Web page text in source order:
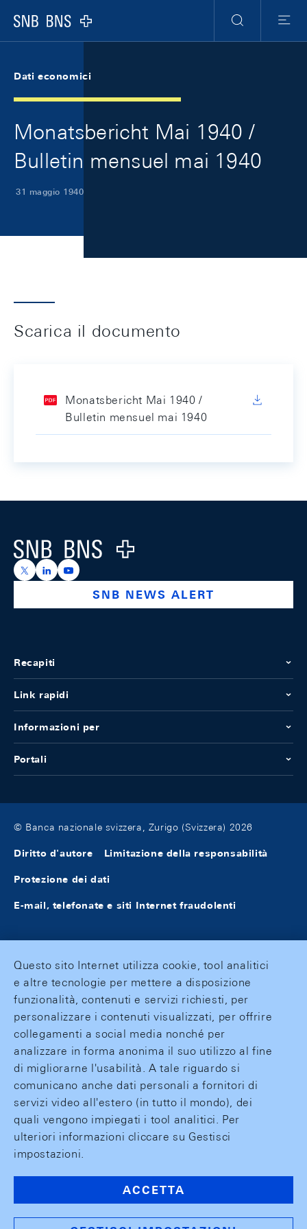
Logo
Ricerca
Menu
Dati economici
Monatsbericht Mai 1940 /
Bulletin mensuel mai 1940
31 maggio 1940
Scarica il documento
Monatsbericht Mai 1940 /
Bulletin mensuel mai 1940
Logo
https://x.com/snb_bns
https://ch.linkedin.com/company/swiss-national-
https://www.youtube.com/@swissnationalbank
SNB NEWS ALERT
Recapiti
Link rapidi
Informazioni per
Portali
© Banca nazionale svizzera, Zurigo (Svizzera) 2026
Diritto d'autore Limitazione della responsabilità
Protezione dei dati
E-mail, telefonate e siti Internet fraudolenti
Questo sito Internet utilizza cookie, tool analitici
e altre tecnologie per mettere a disposizione
funzionalità, contenuti e servizi richiesti, per
personalizzare i contenuti visualizzati, per offrire
collegamenti a social media nonché per
analizzare in forma anonima il suo utilizzo al fine
di migliorarne l'usabilità. A tale riguardo si
comunicano anche dati personali a fornitori di
servizi video all'estero (in tutto il mondo), dei
quali vengono impiegati i tool analitici. Per
ulteriori informazioni cliccare su Gestisci
impostazioni.
ACCETTA